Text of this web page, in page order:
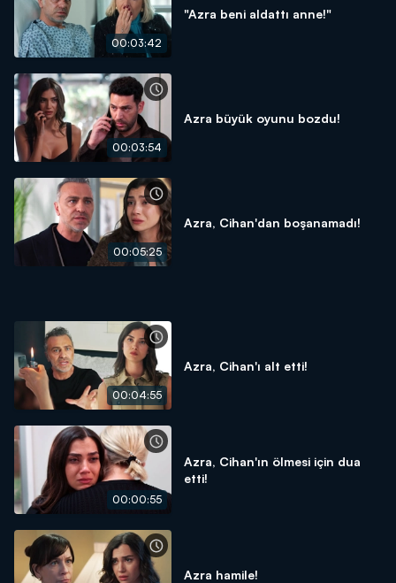
00:03:42
"Azra beni aldattı anne!"
00:03:54
Azra büyük oyunu bozdu!
00:05:25
Azra, Cihan'dan boşanamadı!
00:04:55
Azra, Cihan'ı alt etti!
00:00:55
Azra, Cihan'ın ölmesi için dua
etti!
Azra hamile!